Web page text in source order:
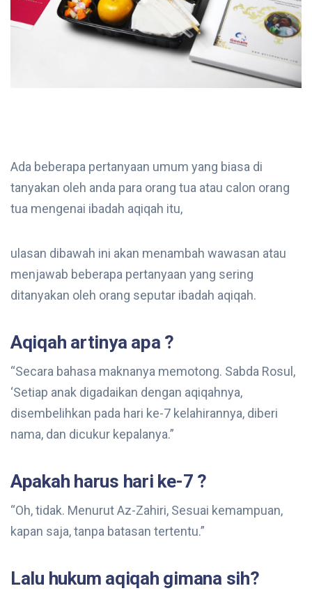
Ada beberapa pertanyaan umum yang biasa di
tanyakan oleh anda para orang tua atau calon orang
tua mengenai ibadah aqiqah itu,
ulasan dibawah ini akan menambah wawasan atau
menjawab beberapa pertanyaan yang sering
ditanyakan oleh orang seputar ibadah aqiqah.
Aqiqah artinya apa ?
“Secara bahasa maknanya memotong. Sabda Rosul,
‘Setiap anak digadaikan dengan aqiqahnya,
disembelihkan pada hari ke-7 kelahirannya, diberi
nama, dan dicukur kepalanya.”
Apakah harus hari ke-7 ?
“Oh, tidak. Menurut Az-Zahiri, Sesuai kemampuan,
kapan saja, tanpa batasan tertentu.”
Lalu hukum aqiqah gimana sih?